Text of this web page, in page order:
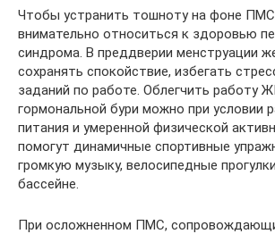
Чтобы устранить тошноту на фоне
внимательно относиться к здоровью
синдрома. В преддверии менструации
сохранять спокойствие, избегать
заданий по работе. Облегчить работу
гормональной бури можно при условии
питания и умеренной физической
помогут динамичные спортивные
громкую музыку, велосипедные
бассейне.
При осложненном ПМС,